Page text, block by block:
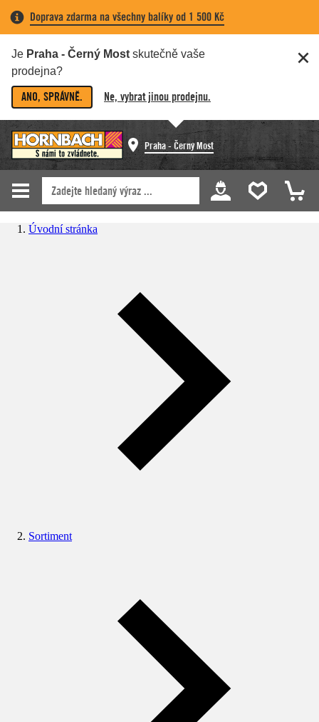
Doprava zdarma na všechny balíky od 1 500 Kč
Je Praha - Černý Most skutečně vaše
prodejna?
ANO, SPRÁVNĚ. Ne, vybrat jinou prodejnu.
Praha - Černý Most
Úvodní stránka
Sortiment